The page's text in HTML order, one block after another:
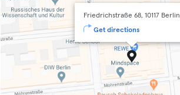
Friedrichstraße 68, 10117 Berlin
Get directions